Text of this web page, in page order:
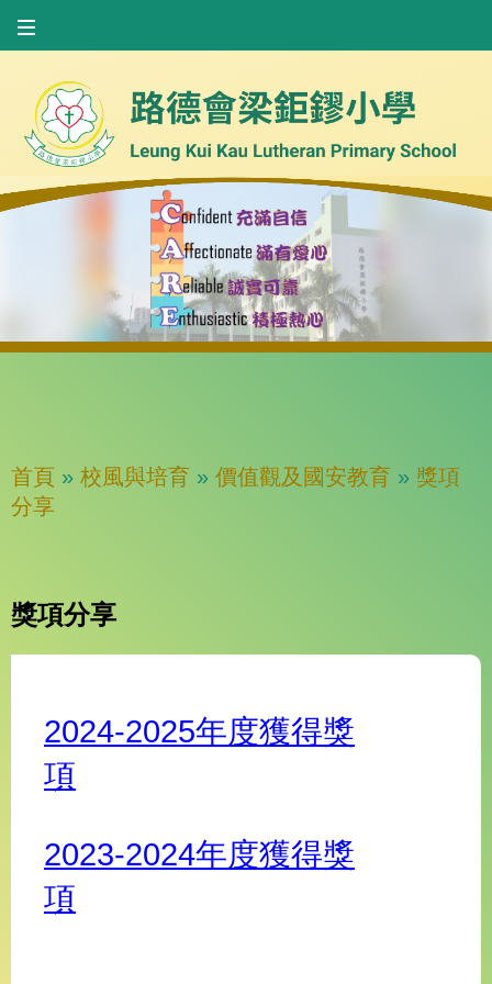
首頁 » 校風與培育 » 價值觀及國安教育 » 獎項
分享
獎項分享
2024-2025年度獲得獎
項
2023-2024年度獲得獎
項